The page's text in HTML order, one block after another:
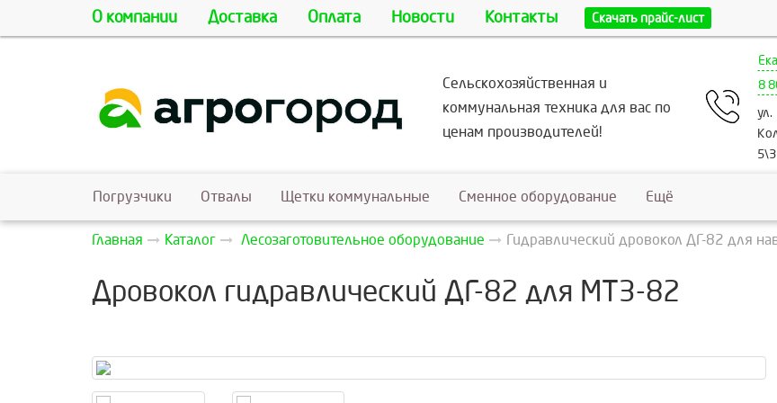
О компании Доставка Оплата Новости Контакты Скачать прайс-лист
Сельскохозяйственная и
коммунальная техника для вас по
ценам производителей!
8
ул.
5\3
Погрузчики Отвалы Щетки коммунальные Сменное оборудование Ещё
Главная Каталог Лесозаготовительное оборудование Гидравлический дровокол ДГ-82 для
Дровокол гидравлический ДГ-82 для МТЗ-82